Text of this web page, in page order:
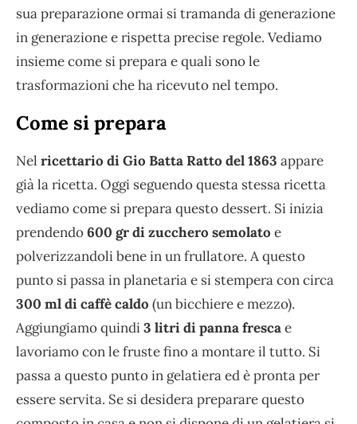
sua preparazione ormai si tramanda di generazione
in generazione e rispetta precise regole. Vediamo
insieme come si prepara e quali sono le
trasformazioni che ha ricevuto nel tempo.
Come si prepara
Nel ricettario di Gio Batta Ratto del 1863 appare
già la ricetta. Oggi seguendo questa stessa ricetta
vediamo come si prepara questo dessert. Si inizia
prendendo600 gr di zucchero semolato e
polverizzandoli bene in un frullatore. A questo
punto si passa in planetaria e si stempera con circa
300 ml di caffè caldo (un bicchiere e mezzo).
Aggiungiamo quindi3 litri di panna frescae
lavoriamo con le fruste fino a montare il tutto. Si
passa a questo punto in gelatiera ed è pronta per
essere servita. Se si desidera preparare questo